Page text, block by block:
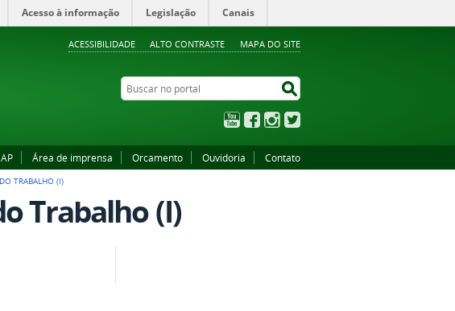
ACESSIBILIDADE ALTO CONTRASTE MAPA DO SITE
Acesso à informação Legislação Canais
Buscar no portal
YouTubeFacebookInstagram
Área de imprensa Orcamento Ouvidoria Contato
TRABALHO (I)
Trabalho (I)